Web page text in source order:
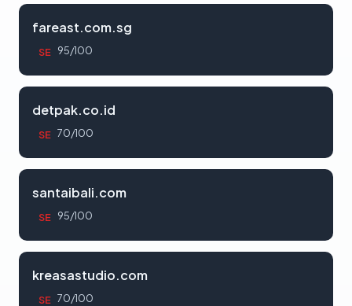
fareast.com.sg
SE 95/100
detpak.co.id
SE 70/100
santaibali.com
SE 95/100
kreasastudio.com
SE 70/100